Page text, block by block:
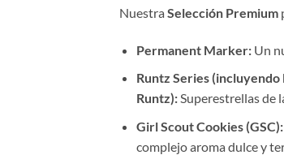
Nuestra Selección Premium
Permanent Marker:Un
Runtz Series (incluyendo
Runtz):Superestrellas de
Girl Scout Cookies (GSC):
complejo aroma dulce y